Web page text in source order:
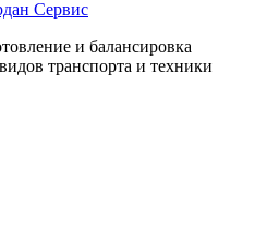
и балансировка
транспорта и техники